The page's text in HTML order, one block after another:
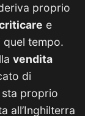
proprio
e
quel tempo.
vendita
di
proprio
all’Inghilterra